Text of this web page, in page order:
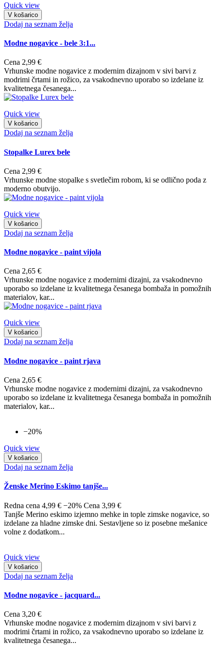
Quick view
V košarico
Dodaj na seznam želja
Modne nogavice - bele 3:1...
Cena 2,99 €
Vrhunske modne nogavice z modernim dizajnom v sivi barvi z
modrimi črtami in rožico, za vsakodnevno uporabo so izdelane iz
kvalitetnega česanega...
Quick view
V košarico
Dodaj na seznam želja
Stopalke Lurex bele
Cena 2,99 €
Vrhunske modne stopalke s svetlečim robom, ki se odlično poda z
moderno obutvijo.
Quick view
V košarico
Dodaj na seznam želja
Modne nogavice - paint vijola
Cena 2,65 €
Vrhunske modne nogavice z modernimi dizajni, za vsakodnevno
uporabo so izdelane iz kvalitetnega česanega bombaža in pomožnih
materialov, kar...
Quick view
V košarico
Dodaj na seznam želja
Modne nogavice - paint rjava
Cena 2,65 €
Vrhunske modne nogavice z modernimi dizajni, za vsakodnevno
uporabo so izdelane iz kvalitetnega česanega bombaža in pomožnih
materialov, kar...
−20%
Quick view
V košarico
Dodaj na seznam želja
Ženske Merino Eskimo tanjše...
Redna cena 4,99 € −20% Cena 3,99 €
Tanjše Merino eskimo izjemno mehke in tople zimske nogavice, so
izdelane za hladne zimske dni. Sestavljene so iz posebne mešanice
volne z dodatkom...
Quick view
V košarico
Dodaj na seznam želja
Modne nogavice - jacquard...
Cena 3,20 €
Vrhunske modne nogavice z modernim dizajnom v sivi barvi z
modrimi črtami in rožico, za vsakodnevno uporabo so izdelane iz
kvalitetnega česanega...